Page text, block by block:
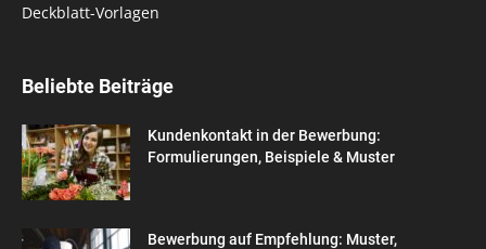
Deckblatt-Vorlagen
Beliebte Beiträge
Kundenkontakt in der Bewerbung:
Formulierungen, Beispiele & Muster
Bewerbung auf Empfehlung: Muster,